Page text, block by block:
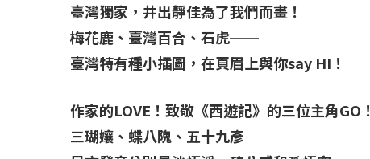
臺灣獨家，井出靜佳為了我們而畫！
梅花鹿、臺灣百合、石虎──
臺灣特有種小插圖，在頁眉上與你say HI！
作家的LOVE！致敬《西遊記》的三位主角GO！
三瑚孃、蝶八隗、五十九彥──